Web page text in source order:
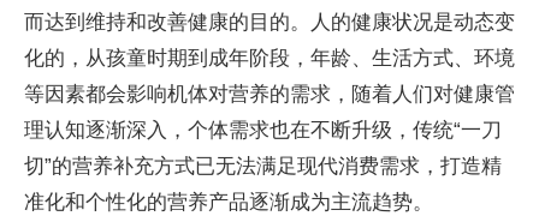
而达到维持和改善健康的目的。人的健康状况是动态变
化的，从孩童时期到成年阶段，年龄、生活方式、环境
等因素都会影响机体对营养的需求，随着人们对健康管
理认知逐渐深入，个体需求也在不断升级，传统“一刀
切”的营养补充方式已无法满足现代消费需求，打造精
准化和个性化的营养产品逐渐成为主流趋势。